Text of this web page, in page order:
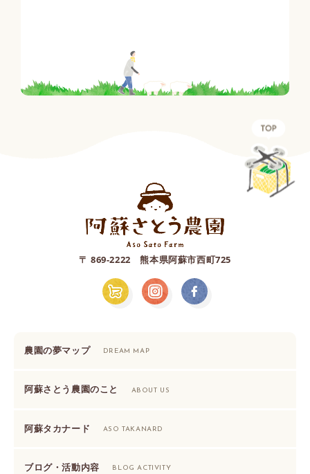
〒 869-2222 熊本県阿蘇市西町725
農園の夢マップ DREAM MAP
阿蘇さとう農園のこと ABOUT US
阿蘇タカナード ASO TAKANARD
ブログ・活動内容 BLOG ACTIVITY